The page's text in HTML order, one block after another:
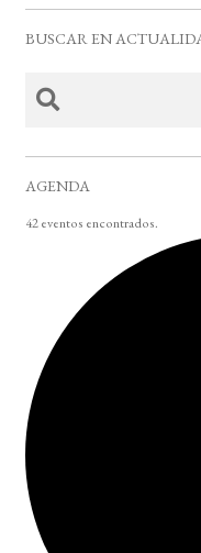
BUSCAR EN
AGENDA
42 eventos encontrados.